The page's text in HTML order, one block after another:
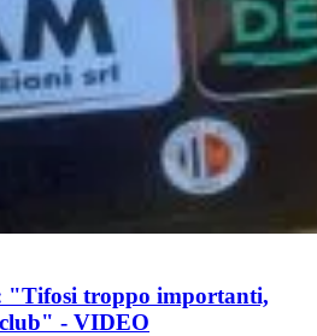
"Tifosi troppo importanti,
club" - VIDEO